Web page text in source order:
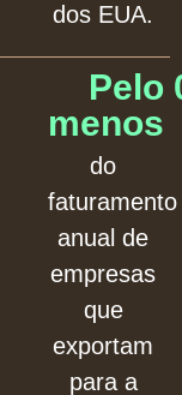
dos EUA.
Pelo
menos
do
faturamento
anual de
empresas
que
exportam
para a